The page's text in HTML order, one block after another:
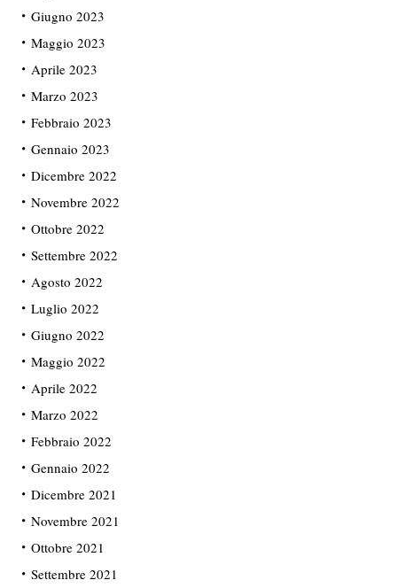
Giugno 2023
Maggio 2023
Aprile 2023
Marzo 2023
Febbraio 2023
Gennaio 2023
Dicembre 2022
Novembre 2022
Ottobre 2022
Settembre 2022
Agosto 2022
Luglio 2022
Giugno 2022
Maggio 2022
Aprile 2022
Marzo 2022
Febbraio 2022
Gennaio 2022
Dicembre 2021
Novembre 2021
Ottobre 2021
Settembre 2021